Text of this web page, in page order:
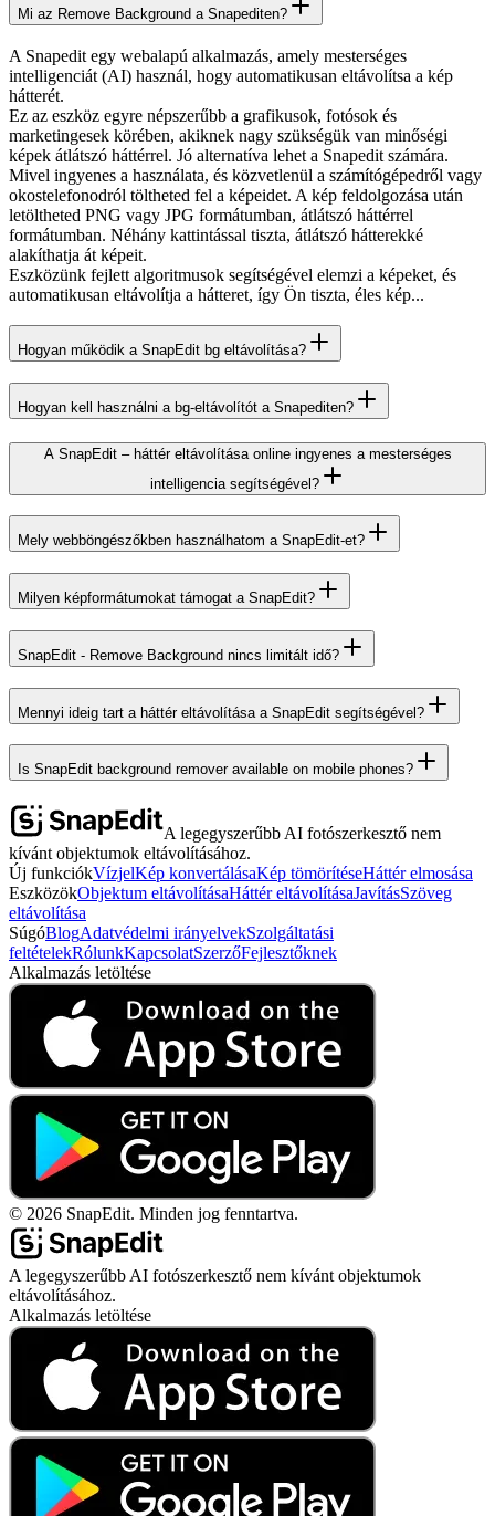
Mi az Remove Background a Snapediten?
A Snapedit egy webalapú alkalmazás, amely mesterséges
intelligenciát (AI) használ, hogy automatikusan eltávolítsa a kép
hátterét.
Ez az eszköz egyre népszerűbb a grafikusok, fotósok és
marketingesek körében, akiknek nagy szükségük van minőségi
képek átlátszó háttérrel. Jó alternatíva lehet a Snapedit számára.
Mivel ingyenes a használata, és közvetlenül a számítógépedről vagy
okostelefonodról töltheted fel a képeidet. A kép feldolgozása után
letöltheted PNG vagy JPG formátumban, átlátszó háttérrel
formátumban. Néhány kattintással tiszta, átlátszó hátterekké
alakíthatja át képeit.
Eszközünk fejlett algoritmusok segítségével elemzi a képeket, és
automatikusan eltávolítja a hátteret, így Ön tiszta, éles kép...
Hogyan működik a SnapEdit bg eltávolítása?
Hogyan kell használni a bg-eltávolítót a Snapediten?
A SnapEdit – háttér eltávolítása online ingyenes a mesterséges
intelligencia segítségével?
Mely webböngészőkben használhatom a SnapEdit-et?
Milyen képformátumokat támogat a SnapEdit?
SnapEdit - Remove Background nincs limitált idő?
Mennyi ideig tart a háttér eltávolítása a SnapEdit segítségével?
Is SnapEdit background remover available on mobile phones?
A legegyszerűbb AI fotószerkesztő nem
kívánt objektumok eltávolításához.
Új funkciókVízjelKép konvertálásaKép tömörítéseHáttér elmosása
EszközökObjektum eltávolításaHáttér eltávolításaJavításSzöveg
eltávolítása
SúgóBlogAdatvédelmi irányelvekSzolgáltatási
feltételekRólunkKapcsolatSzerzőFejlesztőknek
Alkalmazás letöltése
© 2026 SnapEdit. Minden jog fenntartva.
A legegyszerűbb AI fotószerkesztő nem kívánt objektumok
eltávolításához.
Alkalmazás letöltése